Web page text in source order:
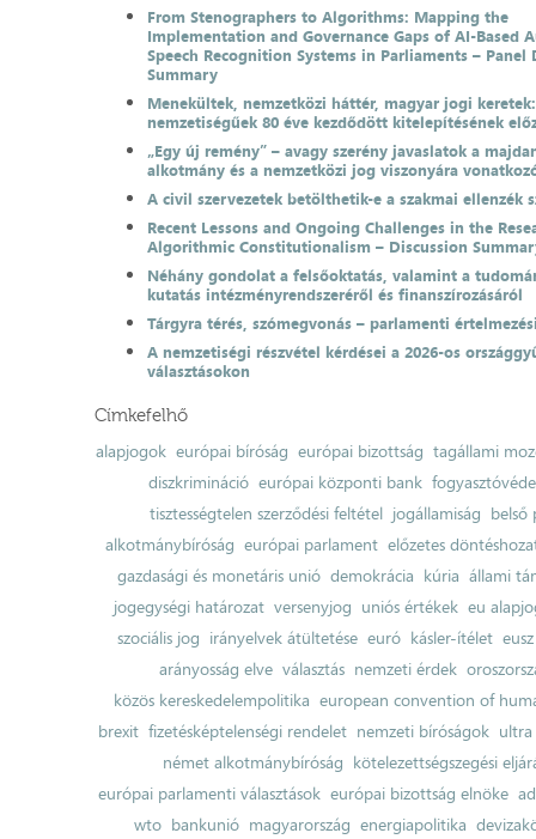
From Stenographers to Algorithms: Mapping the
Implementation and Governance Gaps of AI-Based
Speech Recognition Systems in Parliaments – Panel
Summary
Menekültek, nemzetközi háttér, magyar jogi
nemzetiségűek 80 éve kezdődött kitelepítésének
„Egy új remény” – avagy szerény javaslatok a
alkotmány és a nemzetközi jog viszonyára
A civil szervezetek betölthetik-e a szakmai ellenzék
Recent Lessons and Ongoing Challenges in the
Algorithmic Constitutionalism – Discussion
Néhány gondolat a felsőoktatás, valamint a
kutatás intézményrendszeréről és finanszírozásáról
Tárgyra térés, szómegvonás – parlamenti
A nemzetiségi részvétel kérdései a 2026-os
választásokon
Címkefelhő
alapjogok európai bíróság európai bizottság tagállami
diszkrimináció európai központi bank
tisztességtelen szerződési feltétel jogállamiság belső
alkotmánybíróság európai parlament előzetes
gazdasági és monetáris unió demokrácia kúria állami
jogegységi határozat versenyjog uniós értékek eu
szociális jog irányelvek átültetése euró kásler-ítélet
arányosság elve választás nemzeti érdek
közös kereskedelempolitika european convention of
brexit fizetésképtelenségi rendelet nemzeti bíróságok ultra
német alkotmánybíróság kötelezettségszegési
európai parlamenti választások európai bizottság elnöke
wto bankunió magyarország energiapolitika